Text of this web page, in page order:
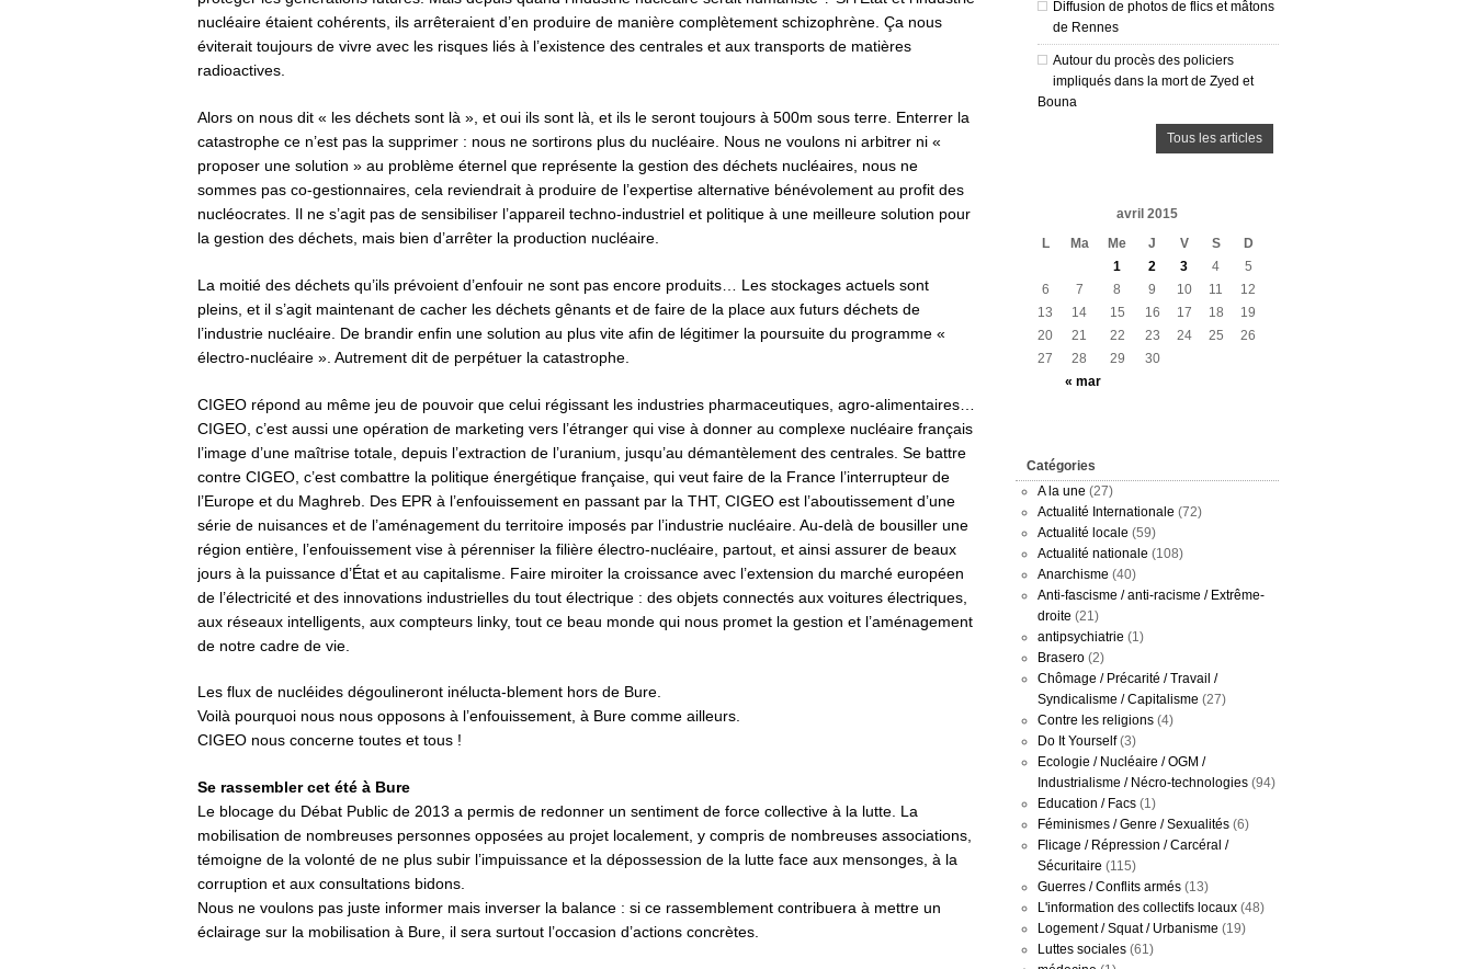
nucléaire étaient cohérents, ils arrêteraient d’en produire de manière complètement schizophrène. Ça nous
éviterait toujours de vivre avec les risques liés à l’existence des centrales et aux transports de matières
radioactives.
Alors on nous dit « les déchets sont là », et oui ils sont là, et ils le seront toujours à 500m sous terre. Enterrer la
catastrophe ce n’est pas la supprimer : nous ne sortirons plus du nucléaire. Nous ne voulons ni arbitrer ni «
proposer une solution » au problème éternel que représente la gestion des déchets nucléaires, nous ne
sommes pas co-gestionnaires, cela reviendrait à produire de l’expertise alternative bénévolement au profit des
nucléocrates. Il ne s’agit pas de sensibiliser l’appareil techno-industriel et politique à une meilleure solution pour
la gestion des déchets, mais bien d’arrêter la production nucléaire.
La moitié des déchets qu’ils prévoient d’enfouir ne sont pas encore produits… Les stockages actuels sont
pleins, et il s’agit maintenant de cacher les déchets gênants et de faire de la place aux futurs déchets de
l’industrie nucléaire. De brandir enfin une solution au plus vite afin de légitimer la poursuite du programme «
électro-nucléaire ». Autrement dit de perpétuer la catastrophe.
CIGEO répond au même jeu de pouvoir que celui régissant les industries pharmaceutiques, agro-alimentaires…
CIGEO, c’est aussi une opération de marketing vers l’étranger qui vise à donner au complexe nucléaire français
l’image d’une maîtrise totale, depuis l’extraction de l’uranium, jusqu’au démantèlement des centrales. Se battre
contre CIGEO, c’est combattre la politique énergétique française, qui veut faire de la France l’interrupteur de
l’Europe et du Maghreb. Des EPR à l’enfouissement en passant par la THT, CIGEO est l’aboutissement d’une
série de nuisances et de l’aménagement du territoire imposés par l’industrie nucléaire. Au-delà de bousiller une
région entière, l’enfouissement vise à pérenniser la filière électro-nucléaire, partout, et ainsi assurer de beaux
jours à la puissance d’État et au capitalisme. Faire miroiter la croissance avec l’extension du marché européen
de l’électricité et des innovations industrielles du tout électrique : des objets connectés aux voitures électriques,
aux réseaux intelligents, aux compteurs linky, tout ce beau monde qui nous promet la gestion et l’aménagement
de notre cadre de vie.
Les flux de nucléides dégoulineront inélucta-blement hors de Bure.
Voilà pourquoi nous nous opposons à l’enfouissement, à Bure comme ailleurs.
CIGEO nous concerne toutes et tous !
Se rassembler cet été à Bure
Le blocage du Débat Public de 2013 a permis de redonner un sentiment de force collective à la lutte. La
mobilisation de nombreuses personnes opposées au projet localement, y compris de nombreuses associations,
témoigne de la volonté de ne plus subir l’impuissance et la dépossession de la lutte face aux mensonges, à la
corruption et aux consultations bidons.
Nous ne voulons pas juste informer mais inverser la balance : si ce rassemblement contribuera à mettre un
éclairage sur la mobilisation à Bure, il sera surtout l’occasion d’actions concrètes.
Diffusion de photos de flics et mâtons
de Rennes
Autour du procès des policiers
impliqués dans la mort de Zyed et
Bouna
Tous les articles
avril 2015
L
Ma Me J V S D
« mar
1 2 3 4
5
6
7 8 9 10 11
12
13
14 15 16 17 18
19
20
21 22 23 24 25
26
27
28 29 30
Catégories
A la une (27)
Actualité Internationale (72)
Actualité locale (59)
Actualité nationale (108)
Anarchisme (40)
Anti-fascisme / anti-racisme / Extrême-
droite (21)
antipsychiatrie (1)
Brasero (2)
Chômage / Précarité / Travail /
Syndicalisme / Capitalisme (27)
Contre les religions (4)
Do It Yourself(3)
Ecologie / Nucléaire / OGM /
Industrialisme / Nécro-technologies (94)
Education / Facs (1)
Féminismes / Genre / Sexualités (6)
Flicage / Répression / Carcéral /
Sécuritaire (115)
Guerres / Conflits armés (13)
L'information des collectifs locaux (48)
Logement / Squat / Urbanisme (19)
Luttes sociales (61)